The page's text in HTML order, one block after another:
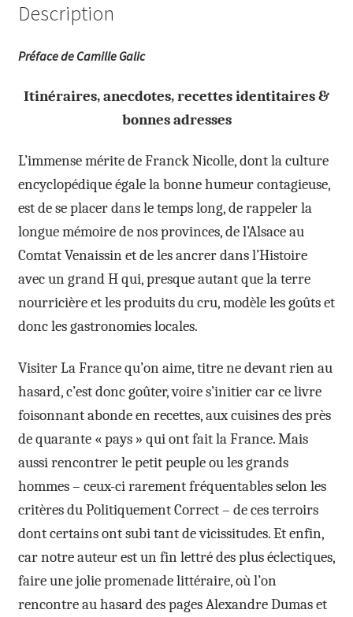
Description
Préface de Camille Galic
Itinéraires, anecdotes, recettes identitaires &
bonnes adresses
L’immense mérite de Franck Nicolle, dont la culture
encyclopédique égale la bonne humeur contagieuse,
est de se placer dans le temps long, de rappeler la
longue mémoire de nos provinces, de l’Alsace au
Comtat Venaissin et de les ancrer dans l’Histoire
avec un grand H qui, presque autant que la terre
nourricière et les produits du cru, modèle les goûts et
donc les gastronomies locales.
Visiter La France qu’on aime, titre ne devant rien au
hasard, c’est donc goûter, voire s’initier car ce livre
foisonnant abonde en recettes, aux cuisines des près
de quarante « pays » qui ont fait la France. Mais
aussi rencontrer le petit peuple ou les grands
hommes – ceux-ci rarement fréquentables selon les
critères du Politiquement Correct – de ces terroirs
dont certains ont subi tant de vicissitudes. Et enfin,
car notre auteur est un fin lettré des plus éclectiques,
faire une jolie promenade littéraire, où l’on
rencontre au hasard des pages Alexandre Dumas et